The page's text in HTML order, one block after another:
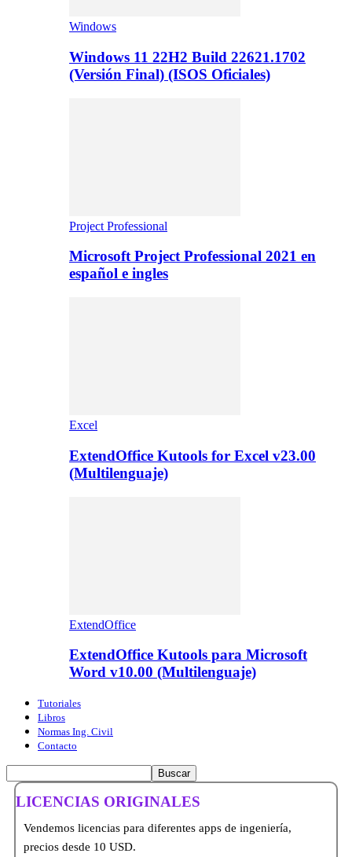
Windows
Windows 11 22H2 Build 22621.1702
(Versión Final) (ISOS Oficiales)
Project Professional
Microsoft Project Professional 2021 en
español e ingles
Excel
ExtendOffice Kutools for Excel v23.00
(Multilenguaje)
ExtendOffice
ExtendOffice Kutools para Microsoft
Word v10.00 (Multilenguaje)
Tutoriales
Libros
Normas Ing. Civil
Contacto
LICENCIAS ORIGINALES
Vendemos licencias para diferentes apps de ingeniería,
precios desde 10 USD.